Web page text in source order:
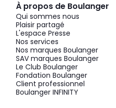
À propos de Boulanger
Qui sommes nous
Plaisir partagé
L'espace Presse
Nos services
Nos marques Boulanger
SAV marques Boulanger
Le Club Boulanger
Fondation Boulanger
Client professionnel
Boulanger INFINITY